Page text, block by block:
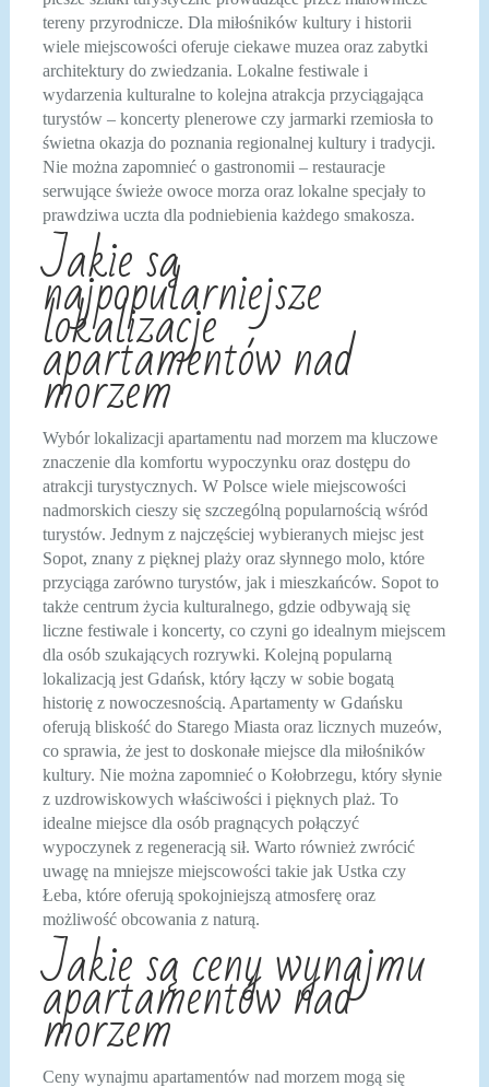
tereny przyrodnicze. Dla miłośników kultury i historii
wiele miejscowości oferuje ciekawe muzea oraz zabytki
architektury do zwiedzania. Lokalne festiwale i
wydarzenia kulturalne to kolejna atrakcja przyciągająca
turystów – koncerty plenerowe czy jarmarki rzemiosła to
świetna okazja do poznania regionalnej kultury i tradycji.
Nie można zapomnieć o gastronomii – restauracje
serwujące świeże owoce morza oraz lokalne specjały to
prawdziwa uczta dla podniebienia każdego smakosza.
Jakie są
najpopularniejsze
lokalizacje
apartamentów nad
morzem
Wybór lokalizacji apartamentu nad morzem ma kluczowe
znaczenie dla komfortu wypoczynku oraz dostępu do
atrakcji turystycznych. W Polsce wiele miejscowości
nadmorskich cieszy się szczególną popularnością wśród
turystów. Jednym z najczęściej wybieranych miejsc jest
Sopot, znany z pięknej plaży oraz słynnego molo, które
przyciąga zarówno turystów, jak i mieszkańców. Sopot to
także centrum życia kulturalnego, gdzie odbywają się
liczne festiwale i koncerty, co czyni go idealnym miejscem
dla osób szukających rozrywki. Kolejną popularną
lokalizacją jest Gdańsk, który łączy w sobie bogatą
historię z nowoczesnością. Apartamenty w Gdańsku
oferują bliskość do Starego Miasta oraz licznych muzeów,
co sprawia, że jest to doskonałe miejsce dla miłośników
kultury. Nie można zapomnieć o Kołobrzegu, który słynie
z uzdrowiskowych właściwości i pięknych plaż. To
idealne miejsce dla osób pragnących połączyć
wypoczynek z regeneracją sił. Warto również zwrócić
uwagę na mniejsze miejscowości takie jak Ustka czy
Łeba, które oferują spokojniejszą atmosferę oraz
możliwość obcowania z naturą.
Jakie są ceny wynajmu
apartamentów nad
morzem
Ceny wynajmu apartamentów nad morzem mogą się